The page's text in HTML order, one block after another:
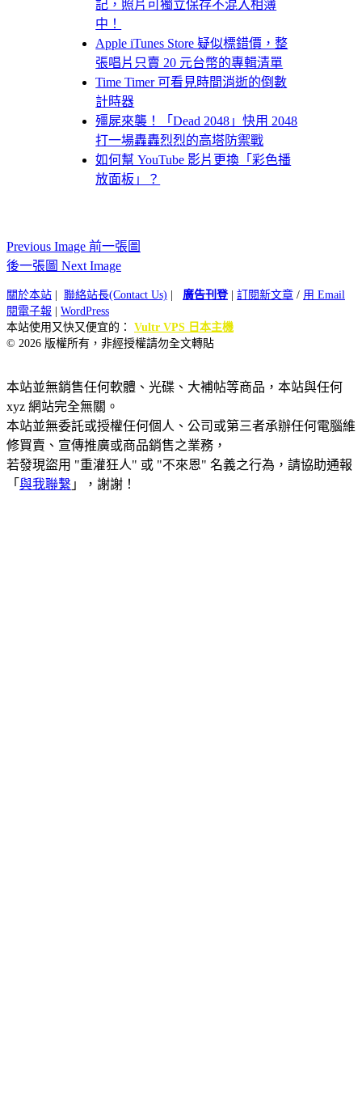
記，照片可獨立保存不混入相簿
中！
Apple iTunes Store 疑似標錯價，整
張唱片只賣 20 元台幣的專輯清單
Time Timer 可看見時間消逝的倒數
計時器
殭屍來襲！「Dead 2048」快用 2048
打一場轟轟烈烈的高塔防禦戰
如何幫 YouTube 影片更換「彩色播
放面板」？
Previous Image 前一張圖
後一張圖 Next Image
關於本站 聯絡站長(Contact Us) 廣告刊登| 訂閱新文章 / 用 Email
閱電子報
WordPress
本站使用又快又便宜的： Vultr VPS 日本主機
© 2026 版權所有，非經授權請勿全文轉貼
本站並無銷售任何軟體、光碟、大補帖等商品，本站與任何
xyz 網站完全無關。
本站並無委託或授權任何個人、公司或第三者承辦任何電腦維
修買賣、宣傳推廣或商品銷售之業務，
若發現盜用 "重灌狂人" 或 "不來恩" 名義之行為，請協助通報
「 與我聯繫 」，謝謝！